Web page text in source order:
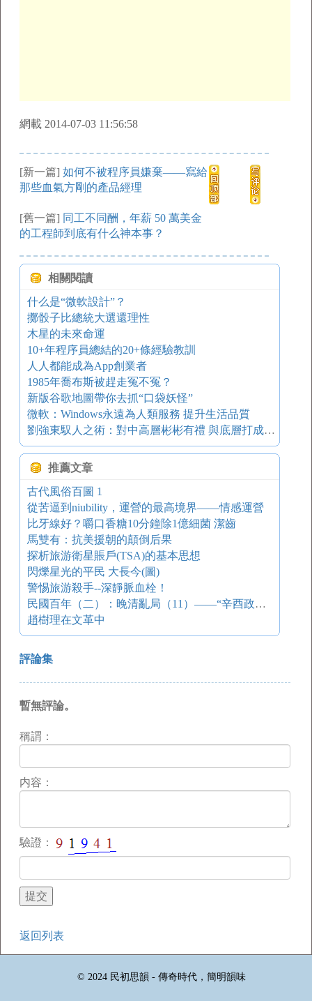
網載 2014-07-03 11:56:58
[新一篇] 如何不被程序員嫌棄——寫給
那些血氣方剛的產品經理
[舊一篇] 同工不同酬，年薪 50 萬美金
的工程師到底有什么神本事？
相關閱讀
什么是“微軟設計”？
擲骰子比總統大選還理性
木星的未來命運
10+年程序員總結的20+條經驗教訓
人人都能成為App創業者
1985年喬布斯被趕走冤不冤？
新版谷歌地圖帶你去抓“口袋妖怪”
微軟：Windows永遠為人類服務 提升生活品質
劉強東馭人之術：對中高層彬彬有禮 與底層打成一片
推薦文章
古代風俗百圖 1
從苦逼到niubility，運營的最高境界——情感運營
比牙線好？嚼口香糖10分鐘除1億細菌 潔齒
馬雙有：抗美援朝的顛倒后果
探析旅游衛星賬戶(TSA)的基本思想
閃爍星光的平民 大長今(圖)
警惕旅游殺手--深靜脈血栓！
民國百年（二）：晚清亂局（11）——“辛酉政變”和“兩宮垂簾”（上）
趙樹理在文革中
評論集
暫無評論。
稱謂：
内容：
驗證：
返回列表
© 2024 民初思韻 - 傳奇時代，簡明韻味